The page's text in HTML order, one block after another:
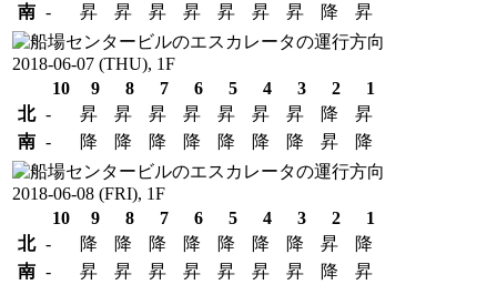
南 - 昇 昇 昇 昇 昇 昇 昇 降 昇
2018-06-07 (THU), 1F
10
9 8 7 6 5 4 3 2
1
北 - 昇 昇 昇 昇 昇 昇 昇 降
昇
南 - 降 降 降 降 降 降 降 昇 降
2018-06-08 (FRI), 1F
10
9 8 7 6 5 4 3 2
1
北 - 降 降 降 降 降 降 降 昇
降
南 - 昇 昇 昇 昇 昇 昇 昇 降 昇